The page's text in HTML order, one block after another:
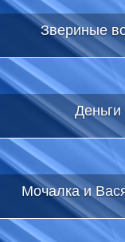
Звериные
Мочалка и